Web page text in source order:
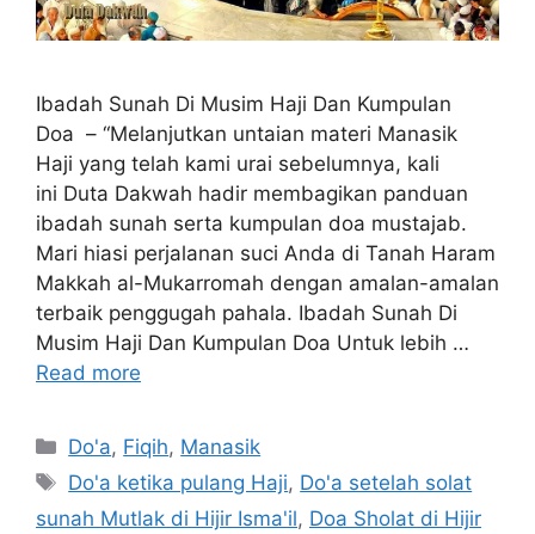
Ibadah Sunah Di Musim Haji Dan Kumpulan
Doa – “Melanjutkan untaian materi Manasik
Haji yang telah kami urai sebelumnya, kali
ini Duta Dakwah hadir membagikan panduan
ibadah sunah serta kumpulan doa mustajab.
Mari hiasi perjalanan suci Anda di Tanah Haram
Makkah al-Mukarromah dengan amalan-amalan
terbaik penggugah pahala. Ibadah Sunah Di
Musim Haji Dan Kumpulan Doa Untuk lebih …
Read more
Categories
Do'a, Fiqih, Manasik
Tags
Do'a ketika pulang Haji, Do'a setelah solat
sunah Mutlak di Hijir Isma'il, Doa Sholat di Hijir